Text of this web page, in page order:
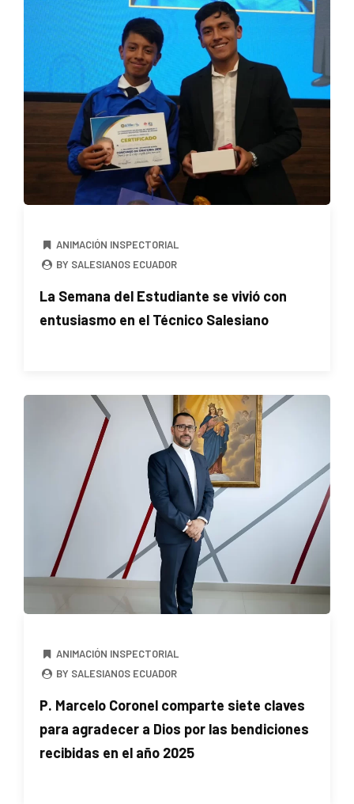
ANIMACIÓN INSPECTORIAL
BY SALESIANOS ECUADOR
La Semana del Estudiante se vivió con
entusiasmo en el Técnico Salesiano
ANIMACIÓN INSPECTORIAL
BY SALESIANOS ECUADOR
P. Marcelo Coronel comparte siete claves
para agradecer a Dios por las bendiciones
recibidas en el año 2025